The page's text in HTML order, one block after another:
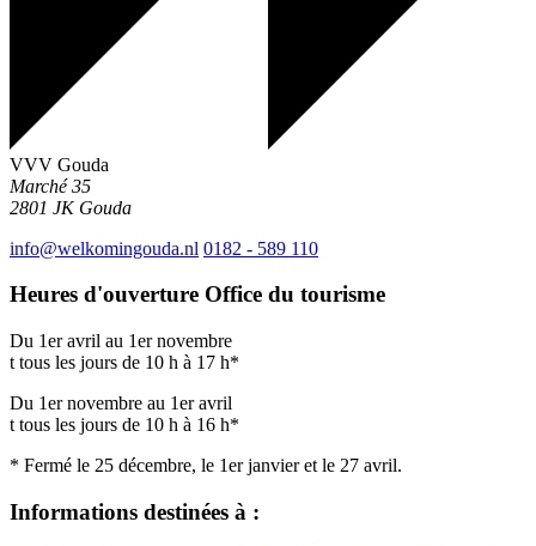
VVV Gouda
Marché 35
2801 JK Gouda
info@welkomingouda.nl 0182 - 589 110
Heures d'ouverture Office du tourisme
Du 1er avril au 1er novembre
t tous les jours de 10 h à 17 h*
Du 1er novembre au 1er avril
t tous les jours de 10 h à 16 h*
* Fermé le 25 décembre, le 1er janvier et le 27 avril.
Informations destinées à :